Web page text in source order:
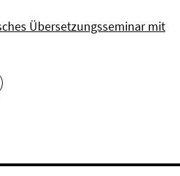
Übersetzungsseminar mit